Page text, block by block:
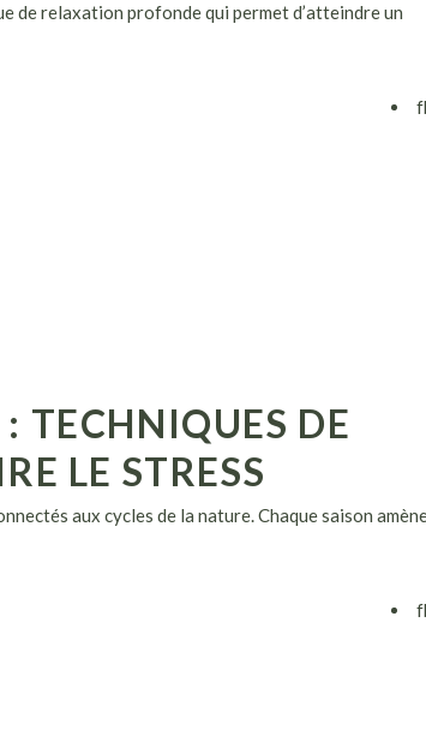
de relaxation profonde qui permet d’atteindre un
TECHNIQUES DE
LE STRESS
aux cycles de la nature. Chaque saison